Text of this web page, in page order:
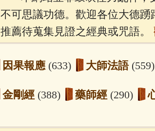
不可思議功德。歡迎各位大德
推薦待蒐集見證之經典或咒語。
因果報應 (633) 大師法語 (559)
金剛經 (388) 藥師經 (290)
地藏經(225) 臨終助念(190)